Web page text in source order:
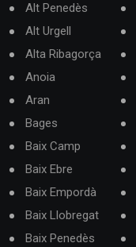
Alt Penedès
Alt Urgell
Alta Ribagorça
Anoia
Aran
Bages
Baix Camp
Baix Ebre
Baix Empordà
Baix Llobregat
Baix Penedès